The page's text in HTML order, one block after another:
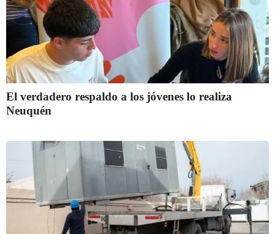
El verdadero respaldo a los jóvenes lo realiza
Neuquén